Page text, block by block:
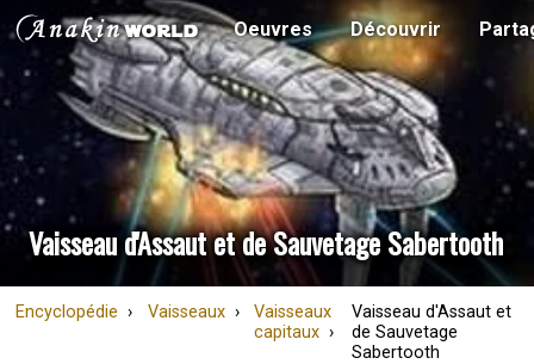
Oeuvres Découvrir
Vaisseau d'Assaut et de Sauvetage Sabertooth
Encyclopédie Vaisseaux
Vaisseaux
capitaux
Vaisseau d'Assaut et
de Sauvetage
Sabertooth